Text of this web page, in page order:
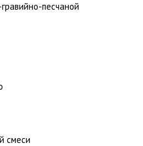
песчаной
смеси